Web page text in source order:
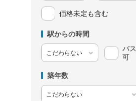
価格未定も含む
駅からの時間
バス
可
築年数